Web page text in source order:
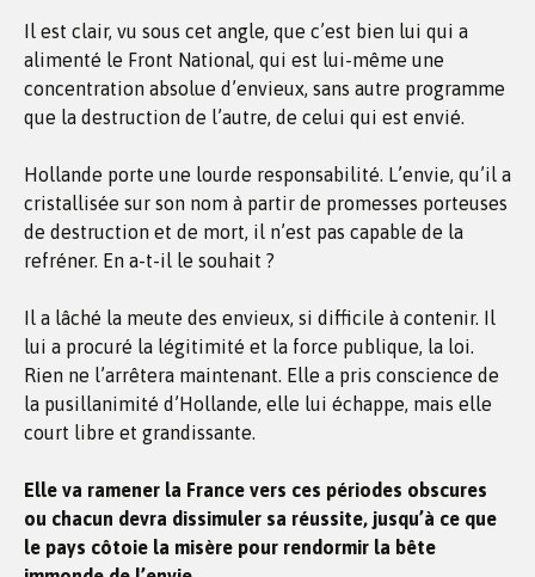
Il est clair, vu sous cet angle, que c’est bien lui qui a
alimenté le Front National, qui est lui-même une
concentration absolue d’envieux, sans autre programme
que la destruction de l’autre, de celui qui est envié.
Hollande porte une lourde responsabilité. L’envie, qu’il a
cristallisée sur son nom à partir de promesses porteuses
de destruction et de mort, il n’est pas capable de la
refréner. En a-t-il le souhait ?
Il a lâché la meute des envieux, si difficile à contenir. Il
lui a procuré la légitimité et la force publique, la loi.
Rien ne l’arrêtera maintenant. Elle a pris conscience de
la pusillanimité d’Hollande, elle lui échappe, mais elle
court libre et grandissante.
Elle va ramener la France vers ces périodes obscures
ou chacun devra dissimuler sa réussite, jusqu’à ce que
le pays côtoie la misère pour rendormir la bête